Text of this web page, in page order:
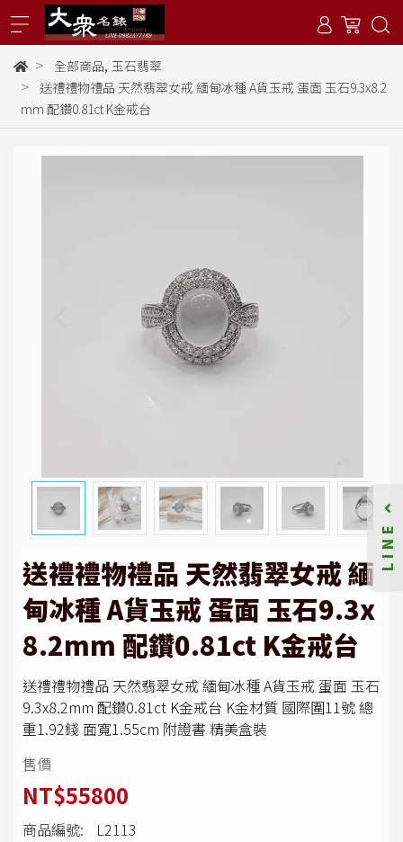
全部商品, 玉石翡翠
送禮禮物禮品 天然翡翠女戒 緬甸冰種 A貨玉戒 蛋面 玉石9.3x8.2
mm 配鑽0.81ct K金戒台
送禮禮物禮品 天然翡翠女戒 緬
甸冰種 A貨玉戒 蛋面 玉石9.3x
8.2mm 配鑽0.81ct K金戒台
送禮禮物禮品 天然翡翠女戒 緬甸冰種 A貨玉戒 蛋面 玉石
9.3x8.2mm 配鑽0.81ct K金戒台 K金材質 國際圍11號 總
重1.92錢 面寬1.55cm 附證書 精美盒裝
售價
NT$55800
商品編號: L2113
LINE